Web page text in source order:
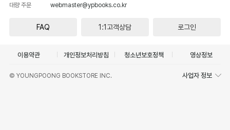
대량 주문
webmaster@ypbooks.co.kr
FAQ 1:1고객상담 로그인
이용약관 개인정보처리방침 청소년보호정책 영상정보
© YOUNGPOONG BOOKSTORE INC. 사업자 정보